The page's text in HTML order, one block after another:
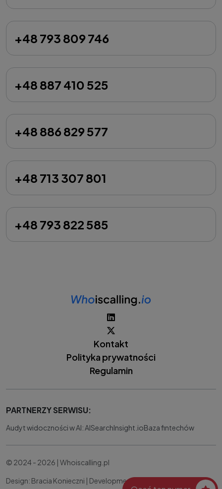
+48 793 809 746
+48 887 410 525
+48 886 829 577
+48 713 307 801
+48 793 822 585
Kontakt
Polityka prywatności
Regulamin
PARTNERZY SERWISU:
Audyt widoczności w AI: AISearchInsight.ioBaza fintechów
© 2024 - 2026 | Whoiscalling.pl
Design: Bracia Konieczni | Development: